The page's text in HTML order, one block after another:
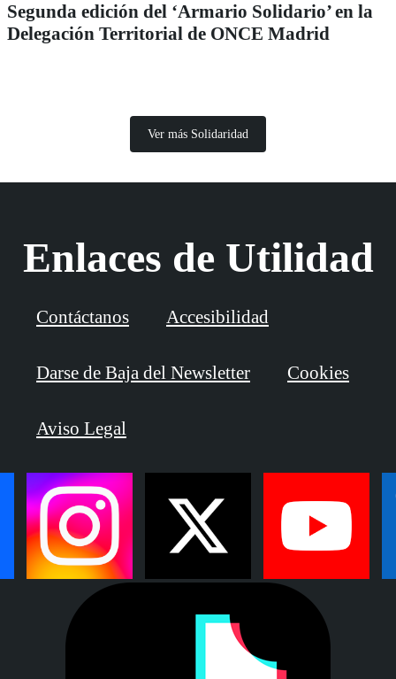
Segunda edición del ‘Armario Solidario’ en la
Delegación Territorial de ONCE Madrid
Ver más Solidaridad
Enlaces de Utilidad
Contáctanos Accesibilidad
Darse de Baja del Newsletter Cookies
Aviso Legal